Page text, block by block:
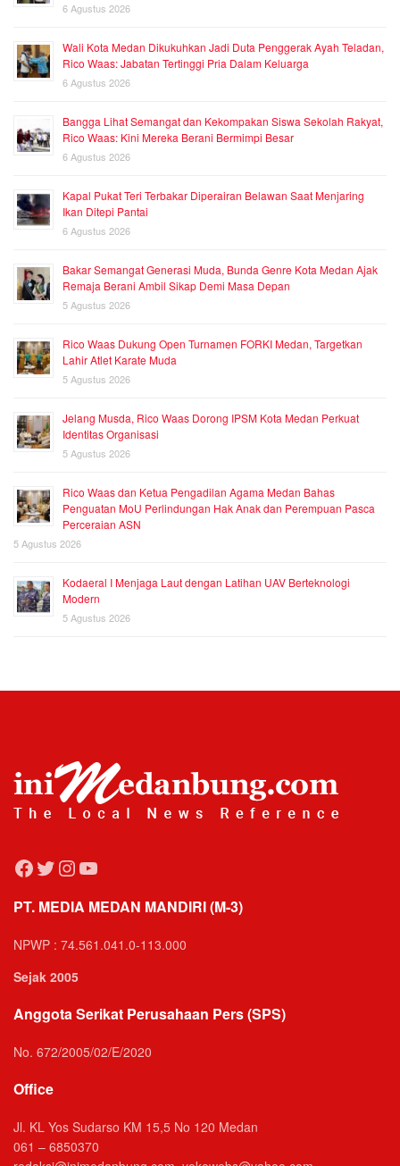
6 Agustus 2026
Wali Kota Medan Dikukuhkan Jadi Duta Penggerak Ayah Teladan,
Rico Waas: Jabatan Tertinggi Pria Dalam Keluarga
6 Agustus 2026
Bangga Lihat Semangat dan Kekompakan Siswa Sekolah Rakyat,
Rico Waas: Kini Mereka Berani Bermimpi Besar
6 Agustus 2026
Kapal Pukat Teri Terbakar Diperairan Belawan Saat Menjaring
Ikan Ditepi Pantai
6 Agustus 2026
Bakar Semangat Generasi Muda, Bunda Genre Kota Medan Ajak
Remaja Berani Ambil Sikap Demi Masa Depan
5 Agustus 2026
Rico Waas Dukung Open Turnamen FORKI Medan, Targetkan
Lahir Atlet Karate Muda
5 Agustus 2026
Jelang Musda, Rico Waas Dorong IPSM Kota Medan Perkuat
Identitas Organisasi
5 Agustus 2026
Rico Waas dan Ketua Pengadilan Agama Medan Bahas
Penguatan MoU Perlindungan Hak Anak dan Perempuan Pasca
Perceraian ASN
5 Agustus 2026
Kodaeral I Menjaga Laut dengan Latihan UAV Berteknologi
Modern
5 Agustus 2026
Facebook
Twitter
Instagram
YouTube
PT. MEDIA MEDAN MANDIRI (M-3)
NPWP : 74.561.041.0-113.000
Sejak 2005
Anggota Serikat Perusahaan Pers (SPS)
No. 672/2005/02/E/2020
Office
Jl. KL Yos Sudarso KM 15,5 No 120 Medan
061 – 6850370